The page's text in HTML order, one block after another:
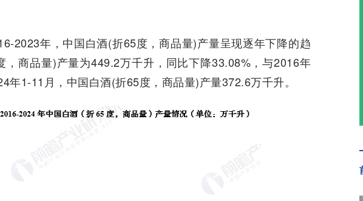
2023年，中国白酒(折65度，商品量)产量呈现逐年下降的趋
，商品量)产量为449.2万千升，同比下降33.08%，与2016年
年1-11月，中国白酒(折65度，商品量)产量372.6万千升。